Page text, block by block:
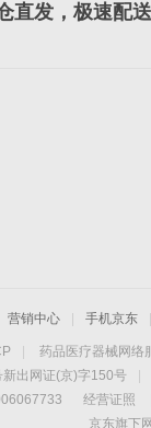
直发，极速配送
营销中心 手机京东
药品医疗器械网络
出网证(京)字150号
经营证照
京东旗下